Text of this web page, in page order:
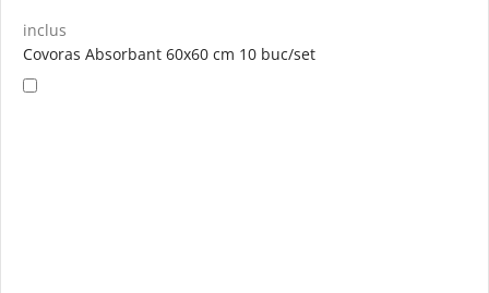
inclus
Covoras Absorbant 60x60 cm 10 buc/set